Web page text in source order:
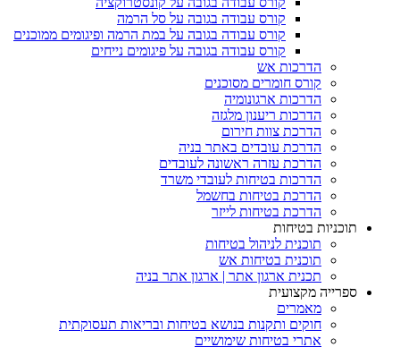
קורס עבודה בגובה על סל הרמה
קורס עבודה בגובה על במת הרמה ופיגומים ממוכנים
קורס עבודה בגובה על פיגומים נייחים
הדרכות אש
קורס חומרים מסוכנים
הדרכות ארגונומיה
הדרכות ריענון מלגזה
הדרכת צוות חירום
הדרכת עובדים באתר בניה
הדרכת עזרה ראשונה לעובדים
הדרכות בטיחות לעובדי משרד
הדרכת בטיחות בחשמל
הדרכת בטיחות לייזר
תוכניות בטיחות
תוכנית לניהול בטיחות
תוכנית בטיחות אש
תכנית ארגון אתר | ארגון אתר בניה
ספרייה מקצועית
מאמרים
חוקים ותקנות בנושא בטיחות ובריאות תעסוקתית
אתרי בטיחות שימושיים